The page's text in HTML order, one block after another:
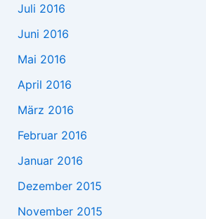
Juli 2016
Juni 2016
Mai 2016
April 2016
März 2016
Februar 2016
Januar 2016
Dezember 2015
November 2015